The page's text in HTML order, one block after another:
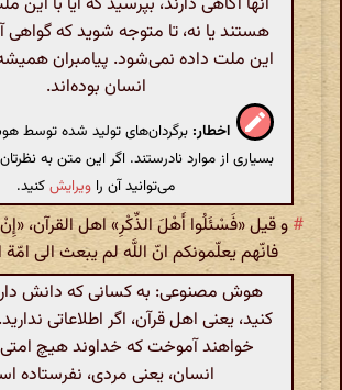
هستند یا نه، تا متوجه شوید که گواهی
این ملت داده نمی‌شود. پیامبران
انسان بوده‌اند.
اخطار: برگردان‌های تولید شده توسط
بسیاری از موارد نادرستند. اگر این متن به
می‌توانید آن را ویرایشکنید.
#و قیل «فَسْئَلُوا أَهْلَ الذِّکْرِ» اهل القرآن،
فانّهم یعلّمونکم انّ اللَّه لم یبعث الی امّة
هوش مصنوعی: به کسانی که دانش
کنید، یعنی اهل قرآن، اگر اطلاعاتی
خواهند آموخت که خداوند هیچ
انسان، یعنی مردی، نفرستاده